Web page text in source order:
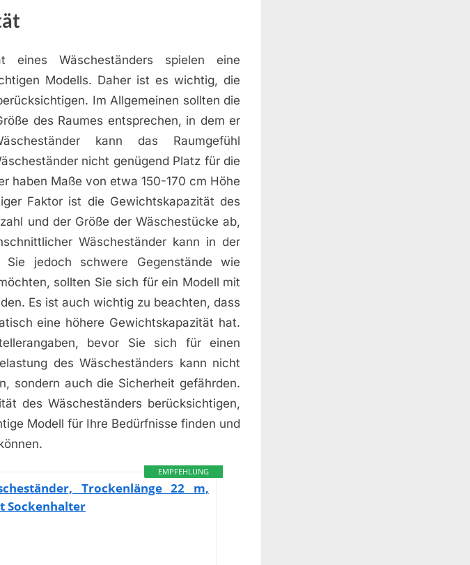
eines Wäscheständers spielen eine
Modells. Daher ist es wichtig, die
Im Allgemeinen sollten die
des Raumes entsprechen, in dem er
kann das Raumgefühl
nicht genügend Platz für die
haben Maße von etwa 150-170 cm Höhe
Faktor ist die Gewichtskapazität des
und der Größe der Wäschestücke ab,
Wäscheständer kann in der
jedoch schwere Gegenstände wie
sollten Sie sich für ein Modell mit
Es ist auch wichtig zu beachten, dass
eine höhere Gewichtskapazität hat.
bevor Sie sich für einen
des Wäscheständers kann nicht
sondern auch die Sicherheit gefährden.
des Wäscheständers berücksichtigen,
Modell für Ihre Bedürfnisse finden und
EMPFEHLUNG
Trockenlänge 22 m,
Sockenhalter